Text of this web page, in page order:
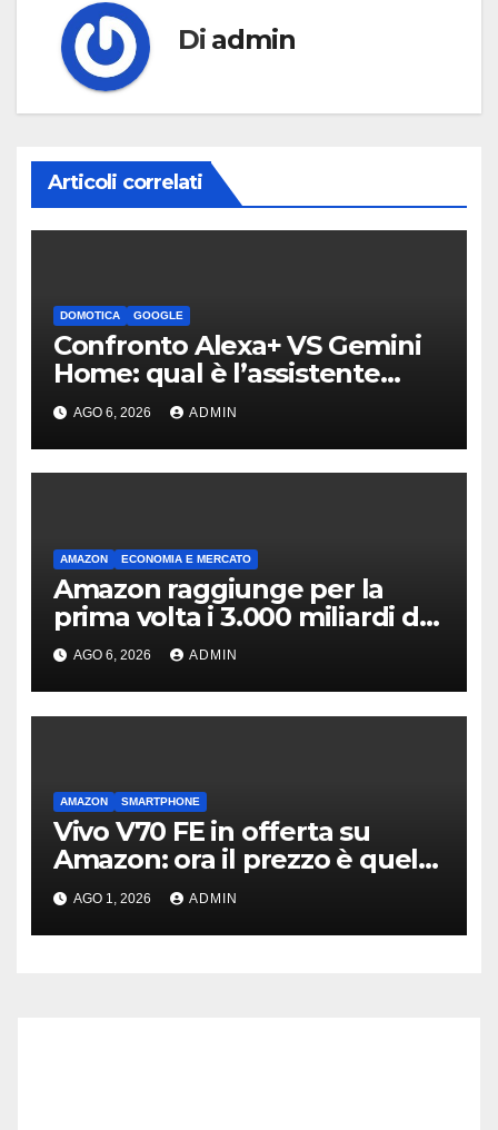
Di admin
Articoli correlati
DOMOTICA GOOGLE
Confronto Alexa+ VS Gemini
Home: qual è l’assistente
migliore | Video
AGO 6, 2026 ADMIN
AMAZON ECONOMIA E MERCATO
Amazon raggiunge per la
prima volta i 3.000 miliardi di
capitalizzazione
AGO 6, 2026 ADMIN
AMAZON SMARTPHONE
Vivo V70 FE in offerta su
Amazon: ora il prezzo è quello
giusto?
AGO 1, 2026 ADMIN